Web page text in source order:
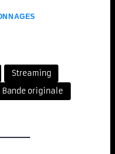
Streaming
Bande originale